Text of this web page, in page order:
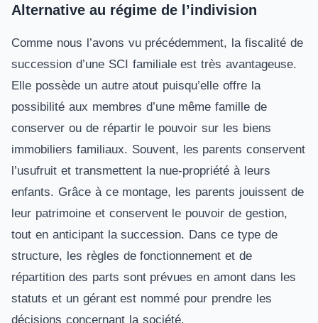
Alternative au régime de l’indivision
Comme nous l’avons vu précédemment, la fiscalité de
succession d’une SCI familiale est très avantageuse.
Elle possède un autre atout puisqu’elle offre la
possibilité aux membres d’une même famille de
conserver ou de répartir le pouvoir sur les biens
immobiliers familiaux. Souvent, les parents conservent
l’usufruit et transmettent la nue-propriété à leurs
enfants. Grâce à ce montage, les parents jouissent de
leur patrimoine et conservent le pouvoir de gestion,
tout en anticipant la succession. Dans ce type de
structure, les règles de fonctionnement et de
répartition des parts sont prévues en amont dans les
statuts et un gérant est nommé pour prendre les
décisions concernant la société.